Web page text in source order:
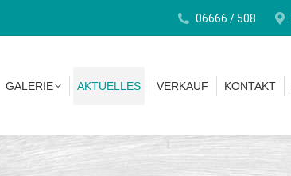
06666 / 508
GALERIE AKTUELLES VERKAUF KONTAKT
VERKAUF KONTAKT